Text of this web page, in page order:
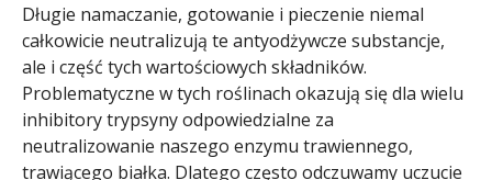
Długie namaczanie, gotowanie i pieczenie niemal
całkowicie neutralizują te antyodżywcze substancje,
ale i część tych wartościowych składników.
Problematyczne w tych roślinach okazują się dla wielu
inhibitory trypsyny odpowiedzialne za
neutralizowanie naszego enzymu trawiennego,
trawiącego białka. Dlatego często odczuwamy uczucie